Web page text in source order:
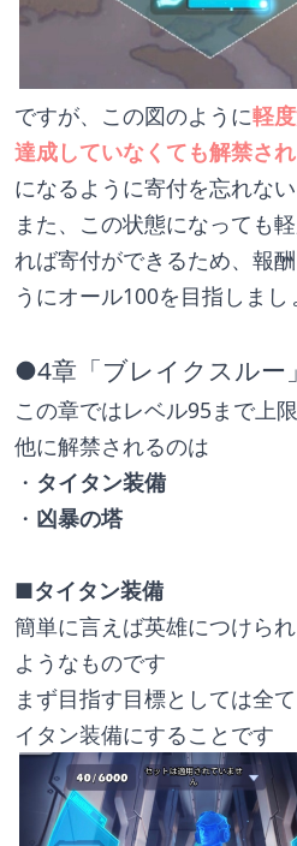
ですが、この図のように軽
達成していなくても解禁さ
になるように寄付を忘れな
また、この状態になっても
れば寄付ができるため、報
うにオール100を目指しまし
●4章「ブレイクスルー」
この章ではレベル95まで上
他に解禁されるのは
・ タイタン装備
・ 凶暴の塔
■タイタン装備
簡単に言えば英雄につけら
ようなものです
まず目指す目標としては全
イタン装備にすることです